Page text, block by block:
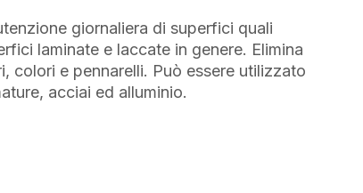
giornaliera di superfici quali
laminate e laccate in genere. Elimina
colori e pennarelli. Può essere utilizzato
acciai ed alluminio.